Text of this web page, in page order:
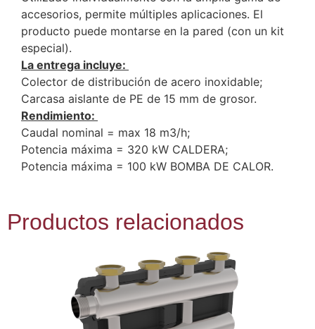
accesorios, permite múltiples aplicaciones. El
producto puede montarse en la pared (con un kit
especial).
La entrega incluye:
Colector de distribución de acero inoxidable;
Carcasa aislante de PE de 15 mm de grosor.
Rendimiento:
Caudal nominal = max 18 m3/h;
Potencia máxima = 320 kW CALDERA;
Potencia máxima = 100 kW BOMBA DE CALOR.
Productos relacionados